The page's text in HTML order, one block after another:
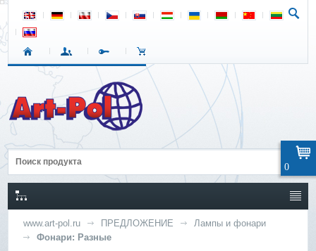
www.art-pol.ru ПРЕДЛОЖЕНИЕ
Лампы и фонари
Фонари: Разные
0